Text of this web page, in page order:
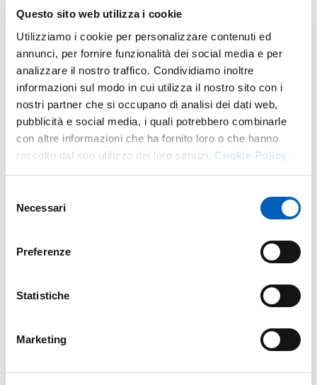
Questo sito web utilizza i cookie
Utilizziamo i cookie per personalizzare contenuti ed
annunci, per fornire funzionalità dei social media e per
analizzare il nostro traffico. Condividiamo inoltre
informazioni sul modo in cui utilizza il nostro sito con i
nostri partner che si occupano di analisi dei dati web,
pubblicità e social media, i quali potrebbero combinarle
con altre informazioni che ha fornito loro o che hanno
raccolto dal suo utilizzo dei loro servizi. Cookie Policy.
delNecessari
Preferenze
Statistiche
Marketing
Qualità della Ricerca e Terza
Missione/Impatto Sociale di
Dipartimento
Il PQDeffettua ilmonitoraggio dei processi di AQ della
Ricercaimplementati a livello del Dipartimento, in modo
da individuare azioni volte amigliorare laperformancedel
Dipartimento e la sua capacità attrattiva di risorse da
bandi competitivie da soggetti privati.
in atto dal Dipartimento per
diffondere cultura,
conoscenze e trasferire i risultati della ricerca al di fuori
, contribuendo alla crescita
sociale e culturale del territorio.
Tramite il/i Delegato/i alla Qualità della Ricerca e Terza
Missione/Impatto Sociale di Dipartimento verifica il
piano strategico dipartimentale, del rapporto di